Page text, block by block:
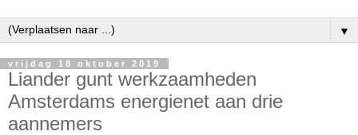
▼
vrijdag 18 oktober 2019
Liander gunt werkzaamheden
Amsterdams energienet aan drie
aannemers